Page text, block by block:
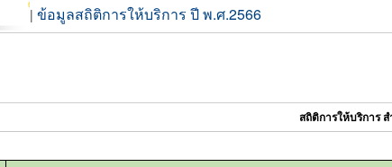
| ข้อมูลสถิติการให้บริการ ปี พ.ศ.2566